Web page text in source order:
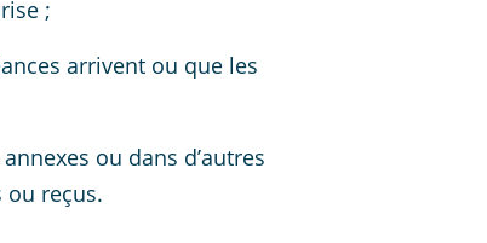
;
arrivent ou que les
ou dans d’autres
ou reçus.